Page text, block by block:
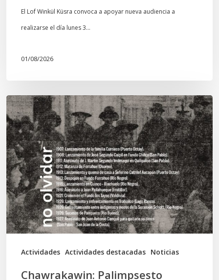
El Lof Winkül Küsra convoca a apoyar nueva audiencia a
realizarse el día lunes 3…
01/08/2026
Actividades Actividades destacadas Noticias
Chawrakawin:
Palimpsesto
explora
a
través
del
arte
las
tensiones
documentales
Chawrakawin: Palimpsesto